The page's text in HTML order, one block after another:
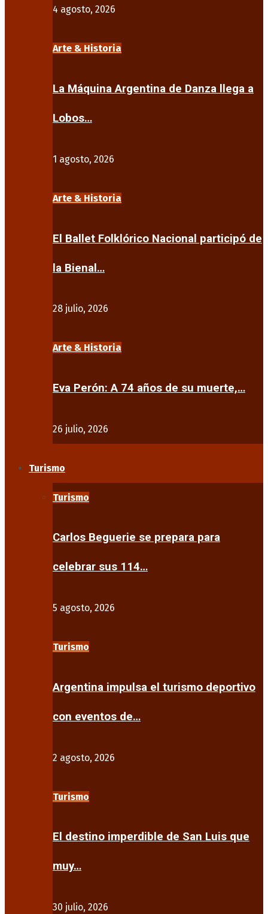
4 agosto, 2026
Arte & Historia
La Máquina Argentina de Danza llega a
Lobos…
1 agosto, 2026
Arte & Historia
El Ballet Folklórico Nacional participó de
la Bienal…
28 julio, 2026
Arte & Historia
Eva Perón: A 74 años de su muerte,…
26 julio, 2026
Turismo
Turismo
Carlos Beguerie se prepara para
celebrar sus 114…
5 agosto, 2026
Turismo
Argentina impulsa el turismo deportivo
con eventos de…
2 agosto, 2026
Turismo
El destino imperdible de San Luis que
muy…
30 julio, 2026